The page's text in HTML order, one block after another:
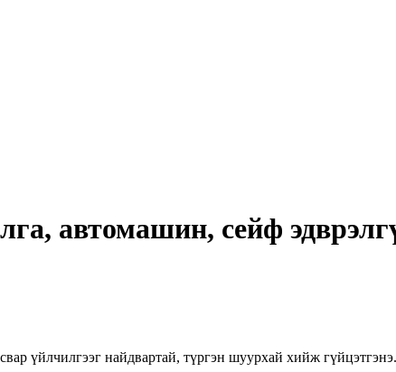
автомашин, сейф
үйлчилгээг найдвартай, түргэн шуурхай хийж гүйцэтгэнэ.